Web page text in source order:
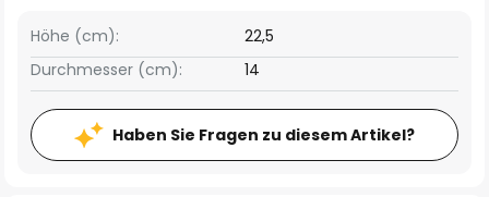
Höhe (cm):
22,5
Durchmesser (cm):
14
Haben Sie Fragen zu diesem Artikel?